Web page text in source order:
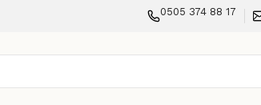
0505 374 88 17